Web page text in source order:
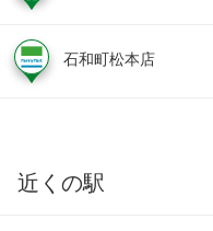
石和町松本店
近くの駅